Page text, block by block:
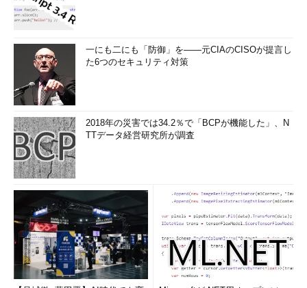
一にも二にも「防御」を――元CIAのCISOが提言し
た6つのセキュリティ対策
2018年の災害では34.2％で「BCPが機能した」、N
TTデータ経営研究所が調査